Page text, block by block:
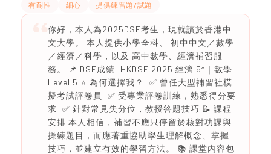
有耐性 細心 提供練習題/試題
你好，本人為2025DSE考生，現就讀於香港中
文大學。 本人提供小學全科、 初中中文／數學
／經濟／科學，以及 高中數學、經濟補習服
務。 📌 DSE成績 HKDSE 2025 經濟 5*｜數學
Level 5 ⭐ 為何選擇我？ ✅ 曾任大型補習社模
擬考試評卷員 ✅ 受專業評卷訓練，熟悉得分要
求 ✅ 針對常見失分位，教授答題技巧 📝 課程
安排 本人相信，補習不應只停留於核對功課與
操練題目，而應著重協助學生理解概念、掌握
技巧，並建立有效的學習方法。 📚 課堂內容包